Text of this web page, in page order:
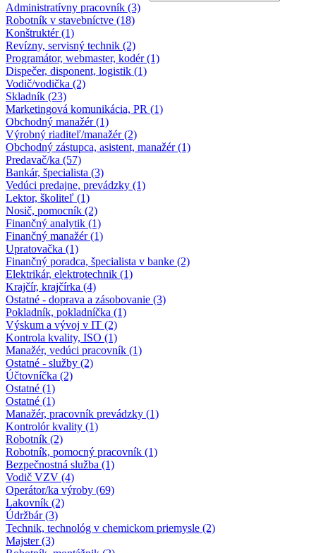
Administratívny pracovník (3)
Robotník v stavebníctve (18)
Konštruktér (1)
Revízny, servisný technik (2)
Programátor, webmaster, kodér (1)
Dispečer, disponent, logistik (1)
Vodič/vodička (2)
Skladník (23)
Marketingová komunikácia, PR (1)
Obchodný manažér (1)
Výrobný riaditeľ/manažér (2)
Obchodný zástupca, asistent, manažér (1)
Predavač/ka (57)
Bankár, špecialista (3)
Vedúci predajne, prevádzky (1)
Lektor, školiteľ (1)
Nosič, pomocník (2)
Finančný analytik (1)
Finančný manažér (1)
Upratovačka (1)
Finančný poradca, špecialista v banke (2)
Elektrikár, elektrotechnik (1)
Krajčír, krajčírka (4)
Ostatné - doprava a zásobovanie (3)
Pokladník, pokladníčka (1)
Výskum a vývoj v IT (2)
Kontrola kvality, ISO (1)
Manažér, vedúci pracovník (1)
Ostatné - služby (2)
Účtovníčka (2)
Ostatné (1)
Ostatné (1)
Manažér, pracovník prevádzky (1)
Kontrolór kvality (1)
Robotník (2)
Robotník, pomocný pracovník (1)
Bezpečnostná služba (1)
Vodič VZV (4)
Operátor/ka výroby (69)
Lakovník (2)
Údržbár (3)
Technik, technológ v chemickom priemysle (2)
Majster (3)